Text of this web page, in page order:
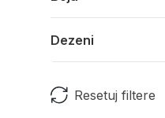
Dezeni
Resetuj filtere